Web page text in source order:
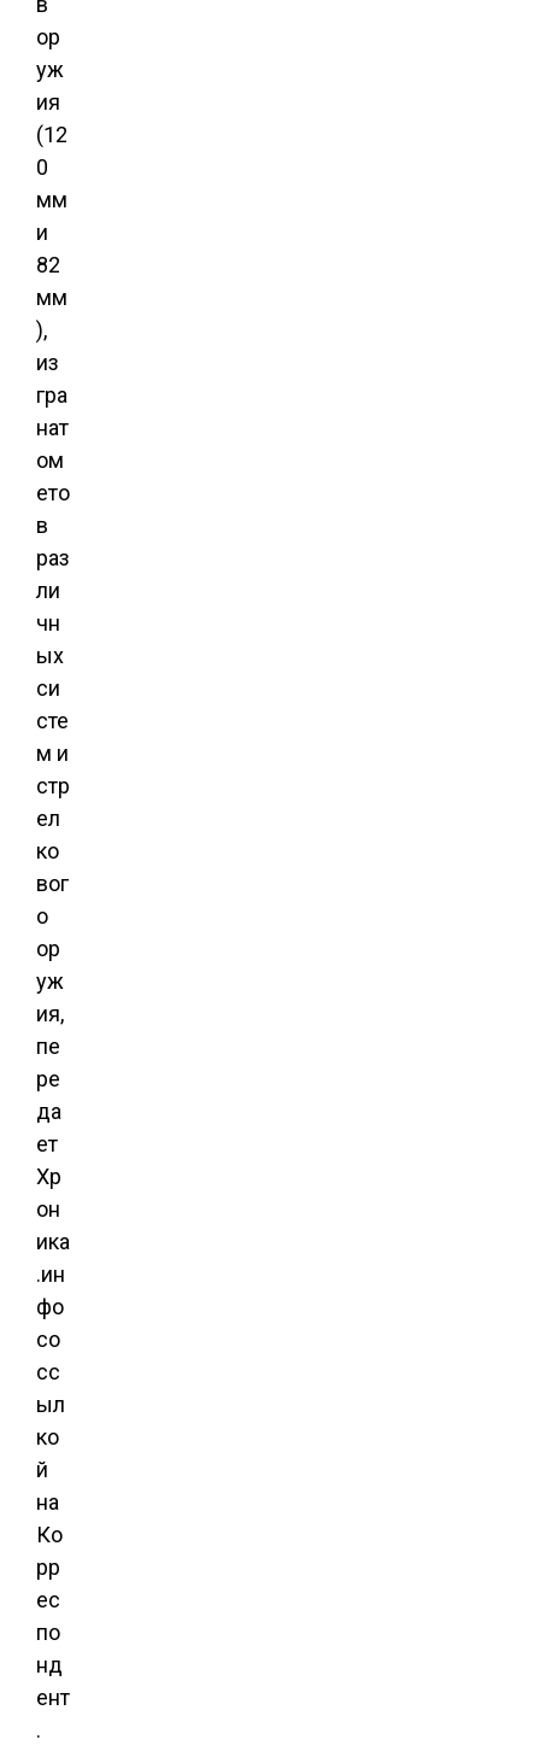
ор
уж
ия
(12
0
мм
и
82
мм
),
из
гра
нат
ом
ето
в
раз
ли
чн
ых
си
сте
м и
стр
ел
ко
вог
о
ор
уж
ия,
пе
ре
да
ет
Хр
он
ика
.ин
фо
со
сс
ыл
ко
й
на
Ко
рр
ес
по
нд
ент
.